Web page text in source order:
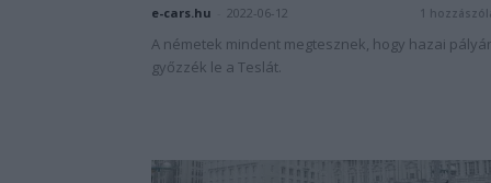
e-cars.hu 2022-06-12 1
A németek mindent megtesznek, hogy hazai
győzzék le a Teslát.